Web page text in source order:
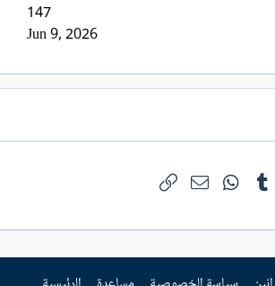
147
Jun 9, 2026
Pinterest
Tumblr
WhatsAppالبريد الإلكتروني